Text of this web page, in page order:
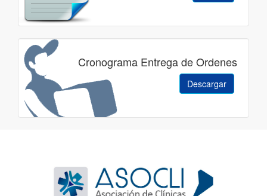
Cronograma Entrega de Ordenes
Descargar